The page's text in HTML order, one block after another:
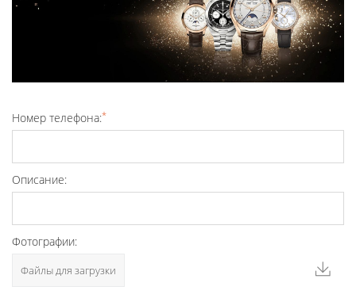
Номер телефона:*
Описание:
Фотографии:
Файлы для загрузки